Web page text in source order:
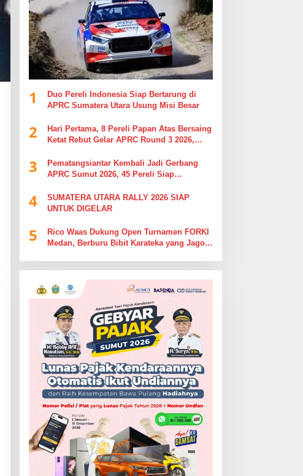
1
Duo Pereli Indonesia Siap Bertarung di
APRC Sumatera Utara Usung Misi Besar
2
Hari Pertama, 8 Pereli Papan Atas Bersaing
Ketat Rebut Gelar APRC Round 3 2026,
3
Pematangsiantar Kembali Jadi Gerbang
APRC Sumut 2026, 45 Pereli Siap
Kabupaten Simalungun
4
SUMATERA UTARA RALLY 2026 SIAP
UNTUK DIGELAR
5
Rico Waas Dukung Open Turnamen FORKI
Medan, Berburu Bibit Karateka yang Jago